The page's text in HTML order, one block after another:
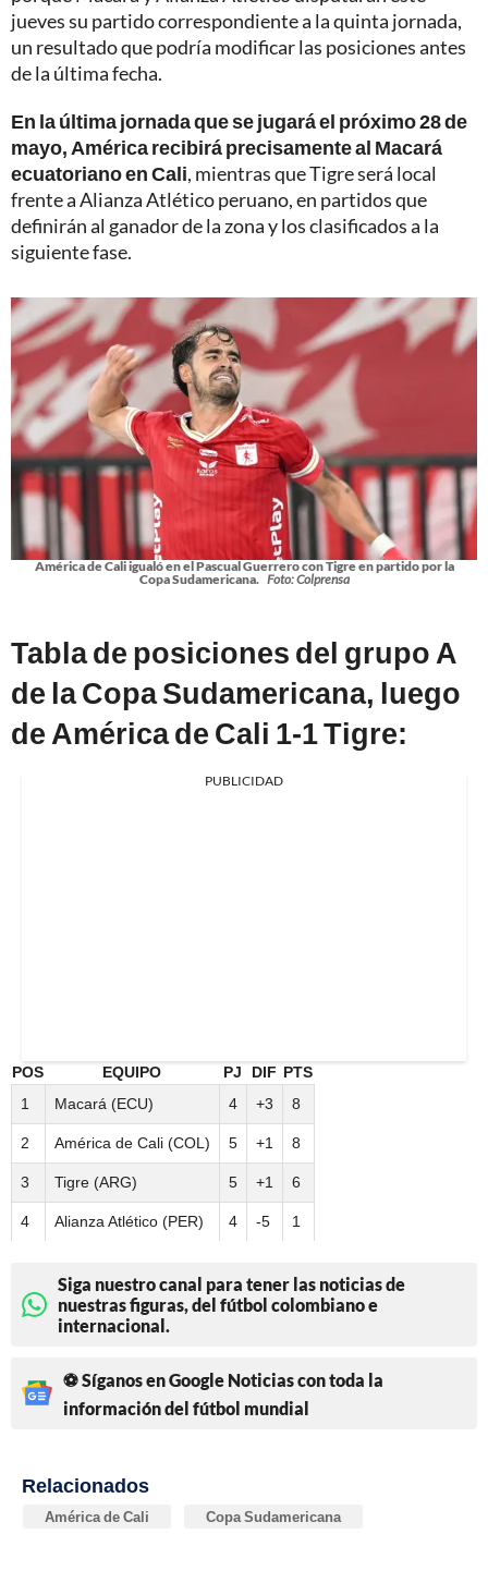
jueves su partido correspondiente a la quinta jornada,
un resultado que podría modificar las posiciones antes
de la última fecha.
En la última jornada que se jugará el próximo 28 de
mayo, América recibirá precisamente al Macará
ecuatoriano en Cali, mientras que Tigre será local
frente a Alianza Atlético peruano, en partidos que
definirán al ganador de la zona y los clasificados a la
siguiente fase.
América de Cali igualó en el Pascual Guerrero con Tigre en partido por la
Copa Sudamericana. Foto: Colprensa
Tabla de posiciones del grupo A
de la Copa Sudamericana, luego
de América de Cali 1-1 Tigre:
PUBLICIDAD
POS EQUIPO PJ DIF PTS
1
Macará (ECU) 4 +3 8
2 América de Cali (COL) 5 +1 8
3 Tigre (ARG) 5 +1 6
4 Alianza Atlético (PER) 4 -5 1
Siga nuestro canal para tener las noticias de
nuestras figuras, del fútbol colombiano e
internacional.
⚽ Síganos en Google Noticias con toda la
información del fútbol mundial
Relacionados
América de Cali Copa Sudamericana